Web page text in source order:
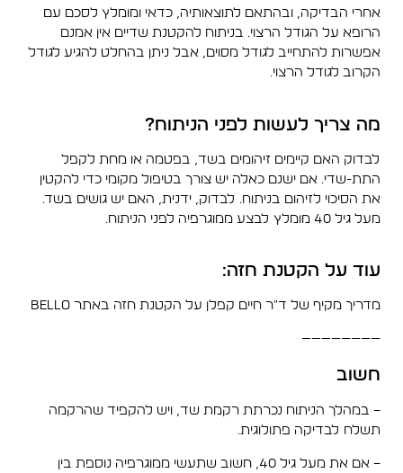
אחרי הבדיקה, ובהתאם לתוצאותיה, כדאי ומומלץ לסכם עם
הרופא על הגודל הרצוי. בניתוח להקטנת שדיים אין אמנם
אפשרות להתחייב לגודל מסוים, אבל ניתן בהחלט להגיע לגודל
הקרוב לגודל הרצוי.
מה צריך לעשות לפני הניתוח?
לבדוק האם קיימים זיהומים בשד, בפטמה או מחת לקפל
התת-שדי. אם ישנם כאלה יש צורך בטיפול מקומי כדי להקטין
את הסיכוי לזיהום בניתוח. לבדוק, ידנית, האם יש גושים בשד.
מעל גיל 40 מומלץ לבצע ממוגרפיה לפני הניתוח.
עוד על הקטנת חזה:
מדריך מקיף של ד"ר חיים קפלן על הקטנת חזה באתר Bello
————————
חשוב
– במהלך הניתוח נכרתת רקמת שד, ויש להקפיד שהרקמה
תשלח לבדיקה פתולוגית.
– אם את מעל גיל 40, חשוב שתעשי ממוגרפיה נוספת בין